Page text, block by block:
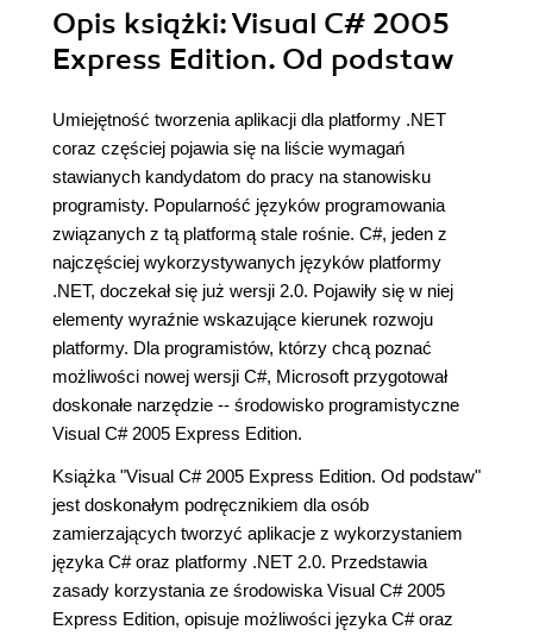
Opis książki: Visual C# 2005
Express Edition. Od podstaw
Umiejętność tworzenia aplikacji dla platformy .NET
coraz częściej pojawia się na liście wymagań
stawianych kandydatom do pracy na stanowisku
programisty. Popularność języków programowania
związanych z tą platformą stale rośnie. C#, jeden z
najczęściej wykorzystywanych języków platformy
.NET, doczekał się już wersji 2.0. Pojawiły się w niej
elementy wyraźnie wskazujące kierunek rozwoju
platformy. Dla programistów, którzy chcą poznać
możliwości nowej wersji C#, Microsoft przygotował
doskonałe narzędzie -- środowisko programistyczne
Visual C# 2005 Express Edition.
Książka "Visual C# 2005 Express Edition. Od podstaw"
jest doskonałym podręcznikiem dla osób
zamierzających tworzyć aplikacje z wykorzystaniem
języka C# oraz platformy .NET 2.0. Przedstawia
zasady korzystania ze środowiska Visual C# 2005
Express Edition, opisuje możliwości języka C# oraz